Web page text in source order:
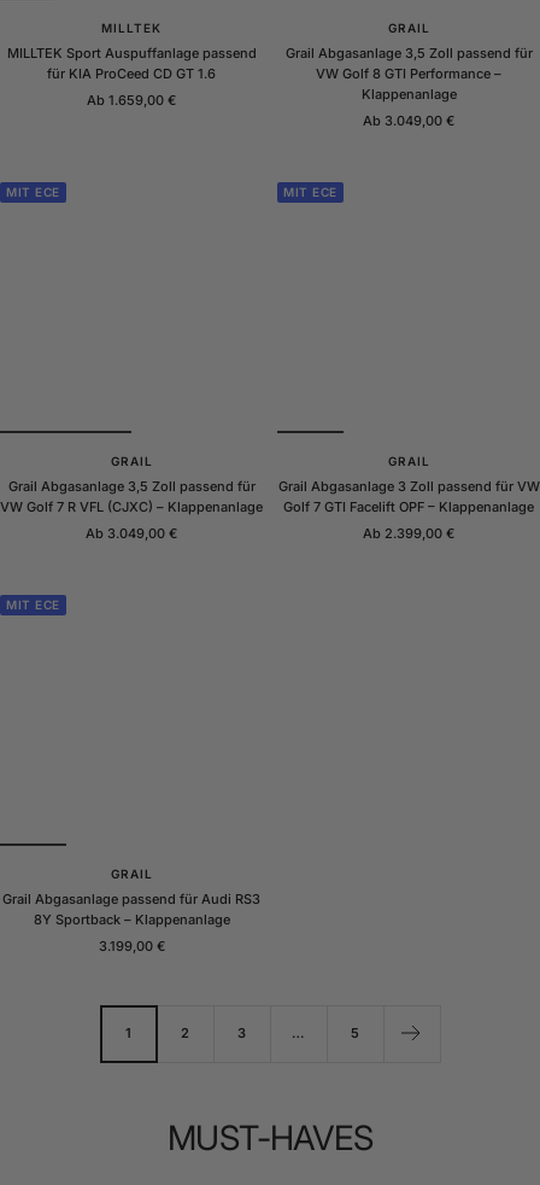
MILLTEK
MILLTEK Sport Auspuffanlage passend
für KIA ProCeed CD GT 1.6
Angebotspreis
Ab 1.659,00 €
GRAIL
Grail Abgasanlage 3,5 Zoll passend für
VW Golf 8 GTI Performance –
Klappenanlage
Angebotspreis
Ab 3.049,00 €
MIT ECE
GRAIL
Grail Abgasanlage 3,5 Zoll passend für
VW Golf 7 R VFL (CJXC) – Klappenanlage
Angebotspreis
Ab 3.049,00 €
MIT ECE
GRAIL
Grail Abgasanlage 3 Zoll passend für VW
Golf 7 GTI Facelift OPF – Klappenanlage
Angebotspreis
Ab 2.399,00 €
MIT ECE
GRAIL
Grail Abgasanlage passend für Audi RS3
8Y Sportback – Klappenanlage
Angebotspreis
3.199,00 €
1 2 3 … 5
MUST-HAVES